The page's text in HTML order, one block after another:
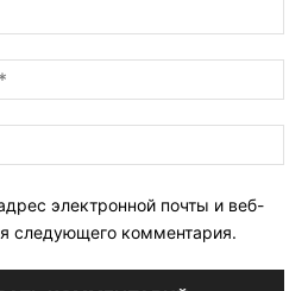
электронной почты и веб-
следующего комментария.